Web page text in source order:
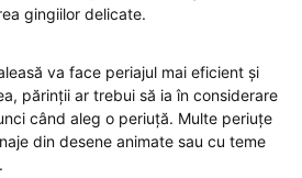
gingiilor delicate.
va face periajul mai eficient și
părinții ar trebui să ia în considerare
când aleg o periuță. Multe periuțe
din desene animate sau cu teme